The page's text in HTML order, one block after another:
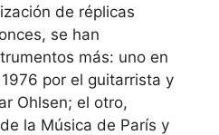
de réplicas
se han
más: uno en
por el guitarrista y
Ohlsen; el otro,
la Música de París y